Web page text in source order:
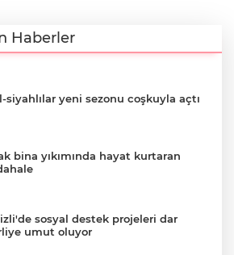
Haberler
siyahlılar yeni sezonu coşkuyla açtı
bina yıkımında hayat kurtaran
sosyal destek projeleri dar
umut oluyor